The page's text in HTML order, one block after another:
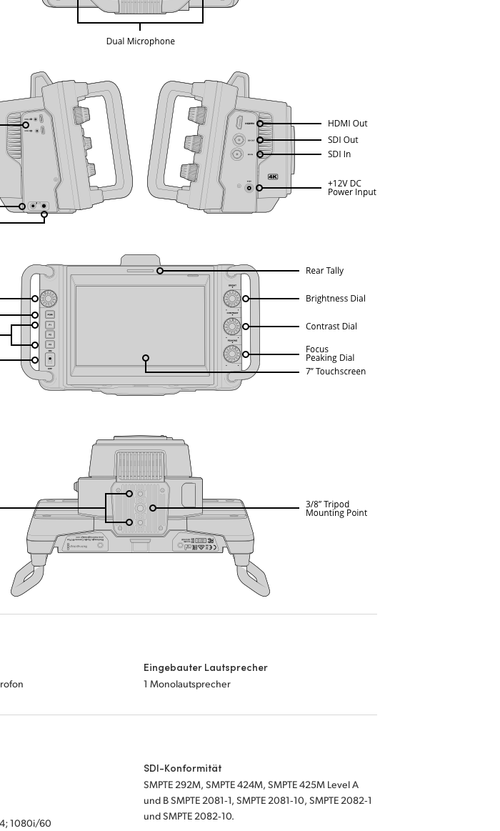
Eingebauter Lautsprecher
1 Monolautsprecher
1080i/60
SDI-Konformität
SMPTE 292M, SMPTE 424M, SMPTE 425M Level A
und B SMPTE 2081‑1, SMPTE 2081‑10, SMPTE 2082‑1
und SMPTE 2082‑10.